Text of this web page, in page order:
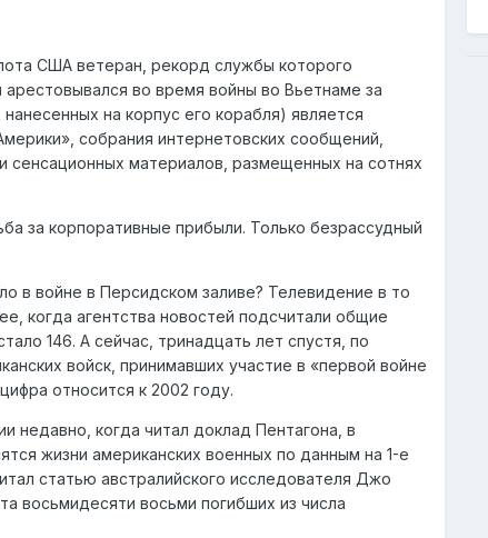
США ветеран, рекорд службы которого
во время войны во Вьетнаме за
на корпус его корабля) является
собрания интернетовских сообщений,
сенсационных материалов, размещенных на сотнях
за корпоративные прибыли. Только безрассудный
в войне в Персидском заливе? Телевидение в то
когда агентства новостей подсчитали общие
146. А сейчас, тринадцать лет спустя, по
войск, принимавших участие в «первой войне
относится к 2002 году.
недавно, когда читал доклад Пентагона, в
жизни американских военных по данным на 1-е
статью австралийского исследователя Джо
восьмидесяти восьми погибших из числа